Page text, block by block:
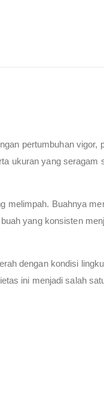
pertumbuhan vigor,
ukuran yang seragam
melimpah. Buahnya
yang konsisten
dengan kondisi
ini menjadi salah